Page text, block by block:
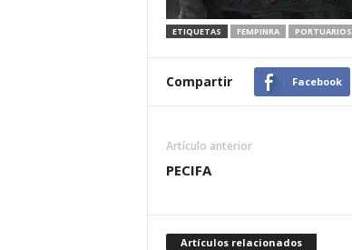
ETIQUETAS FEMPINRA PORTUARIOS
Compartir Facebook
Artículo anterior
PECIFA
Artículos relacionados